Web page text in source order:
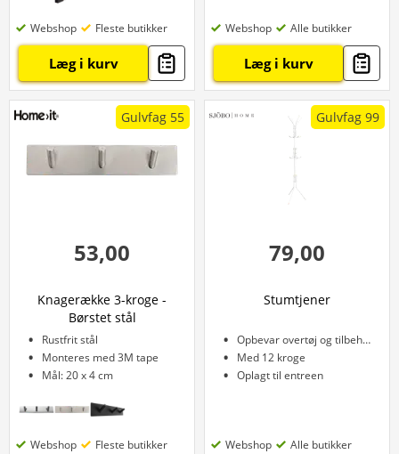
Webshop Fleste butikker
Læg i kurv
Webshop Alle butikker
Læg i kurv
Gulvfag 55
53,00
Knagerække 3-kroge -
Børstet stål
Rustfrit stål
Monteres med 3M tape
Mål: 20 x 4 cm
Webshop Fleste butikker
Gulvfag 99
79,00
Stumtjener
Opbevar overtøj og tilbehør
Med 12 kroge
Oplagt til entreen
Webshop Alle butikker